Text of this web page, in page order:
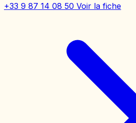
+33 9 87 14 08 50 Voir la fiche